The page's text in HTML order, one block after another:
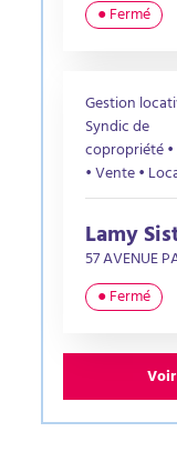
● Fermé
Gestion
Syndic de
copropriété
• Vente •
Lamy
57 AVENUE
● Fermé